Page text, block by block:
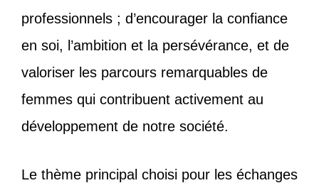
professionnels ; d’encourager la confiance
en soi, l’ambition et la persévérance, et de
valoriser les parcours remarquables de
femmes qui contribuent activement au
développement de notre société.
Le thème principal choisi pour les échanges